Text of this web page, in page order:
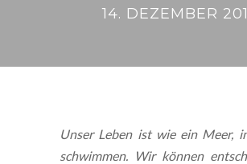
14. DEZEMBER
Unser Leben ist wie ein Meer,
schwimmen. Wir können